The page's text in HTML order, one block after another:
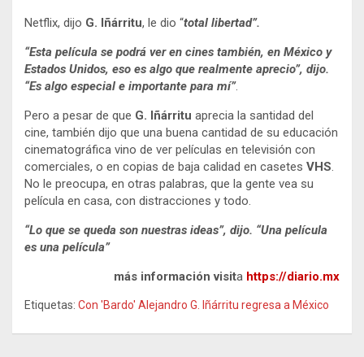
Netflix, dijo G. Iñárritu, le dio “total libertad”.
“Esta película se podrá ver en cines también, en México y
Estados Unidos, eso es algo que realmente aprecio”, dijo.
“Es algo especial e importante para mí”.
Pero a pesar de que G. Iñárritu aprecia la santidad del
cine, también dijo que una buena cantidad de su educación
cinematográfica vino de ver películas en televisión con
comerciales, o en copias de baja calidad en casetes VHS.
No le preocupa, en otras palabras, que la gente vea su
película en casa, con distracciones y todo.
“Lo que se queda son nuestras ideas”, dijo. “Una película
es una película”
más información visita https://diario.mx
Etiquetas: Con 'Bardo' Alejandro G. Iñárritu regresa a México